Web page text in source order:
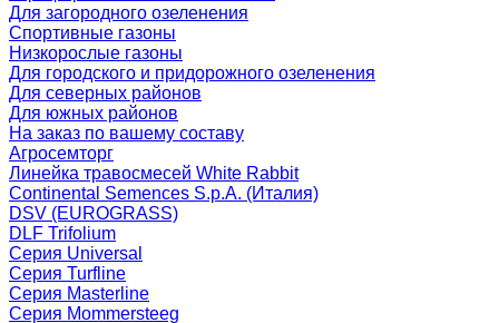
Для загородного озеленения
Спортивные газоны
Низкорослые газоны
Для городского и придорожного озеленения
Для северных районов
Для южных районов
На заказ по вашему составу
Агросемторг
Линейка травосмесей White Rabbit
Continental Semences S.p.A. (Италия)
DSV (EUROGRASS)
DLF Trifolium
Серия Universal
Серия Turfline
Серия Masterline
Серия Mommersteeg